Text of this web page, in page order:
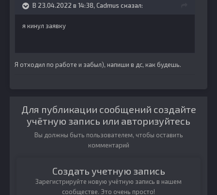
В 23.04.2022 в 14:38, Cadmus сказал:
я кинул заявку
Я отходил по работе и забыл), напиши в дс, как будешь.
Для публикации сообщений создайте
учётную запись или авторизуйтесь
Вы должны быть пользователем, чтобы оставить
комментарий
Создать учетную запись
Зарегистрируйте новую учётную запись в нашем
сообществе. Это очень просто!